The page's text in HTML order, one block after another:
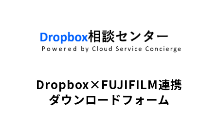
Dropbox×FUJIFILM連携
ダウンロードフォーム